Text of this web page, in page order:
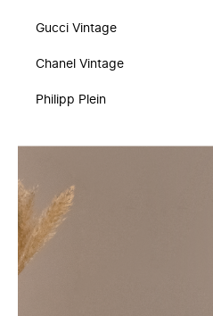
Gucci Vintage
Chanel Vintage
Philipp Plein